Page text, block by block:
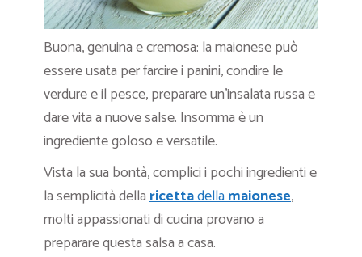
Buona, genuina e cremosa: la maionese può
essere usata per farcire i panini, condire le
verdure e il pesce, preparare un’insalata russa e
dare vita a nuove salse. Insomma è un
ingrediente goloso e versatile.
Vista la sua bontà, complici i pochi ingredienti e
la semplicità dellaricettadellamaionese,
molti appassionati di cucina provano a
preparare questa salsa a casa.